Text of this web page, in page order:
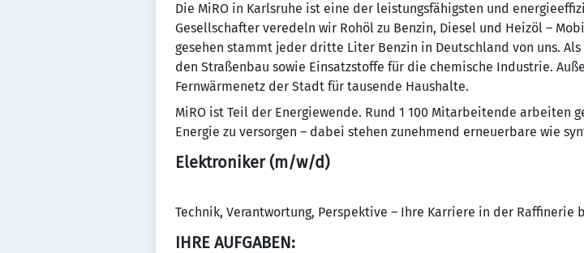
Die MiRO in Karlsruhe ist eine der leistungsfähigsten und
Gesellschafter veredeln wir Rohöl zu Benzin, Diesel und Heizöl –
gesehen stammt jeder dritte Liter Benzin in Deutschland von uns.
den Straßenbau sowie Einsatzstoffe für die chemische Industrie.
Fernwärmenetz der Stadt für tausende Haushalte.
MiRO ist Teil der Energiewende. Rund 1 100 Mitarbeitende arbeiten
Energie zu versorgen – dabei stehen zunehmend erneuerbare wie
Elektroniker (m/w/d)
Technik, Verantwortung, Perspektive – Ihre Karriere in der Raffinerie
IHRE AUFGABEN: